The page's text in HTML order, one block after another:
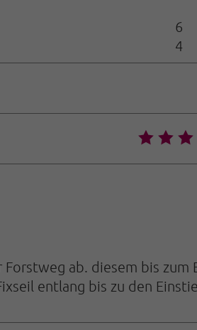
6
4
🞙🞙
ab. diesem bis zum
entlang bis zu den